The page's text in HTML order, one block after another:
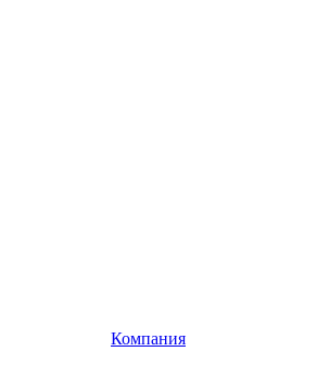
Компания